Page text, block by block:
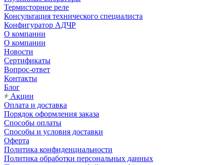
Термисторное реле
Консультация технического специалиста
Конфигуратор АДЧР
О компании
О компании
Новости
Сертификаты
Вопрос-ответ
Контакты
Блог
Акции
Оплата и доставка
Порядок оформления заказа
Способы оплаты
Способы и условия доставки
Оферта
Политика конфиденциальности
Политика обработки персональных данных